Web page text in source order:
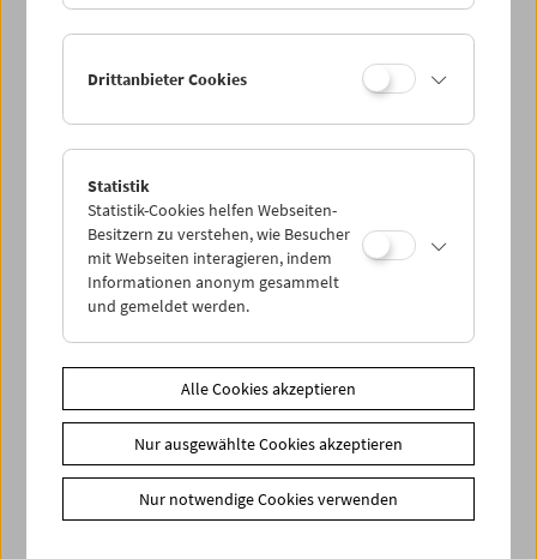
Ihre Mitgliedschaft und Ihren Zehnerblock nutzen.
Ermäßigte Tickets, nonstop- und weitere Freikarten
können online nur reserviert werden. Die Ausgabe erfolgt
ausschließlich an der Kassa.
Weitere Informationen zu unseren Tickets und
Vorschau Sept / Okt 2026
Regelmäßige Programme
Programmarchiv
Drittanbieter Cookies
Statistik
Statistik-Cookies helfen Webseiten-
Besitzern zu verstehen, wie Besucher
mit Webseiten interagieren, indem
Informationen anonym gesammelt
und gemeldet werden.
Alle Cookies akzeptieren
Nur ausgewählte Cookies akzeptieren
Nur notwendige Cookies verwenden